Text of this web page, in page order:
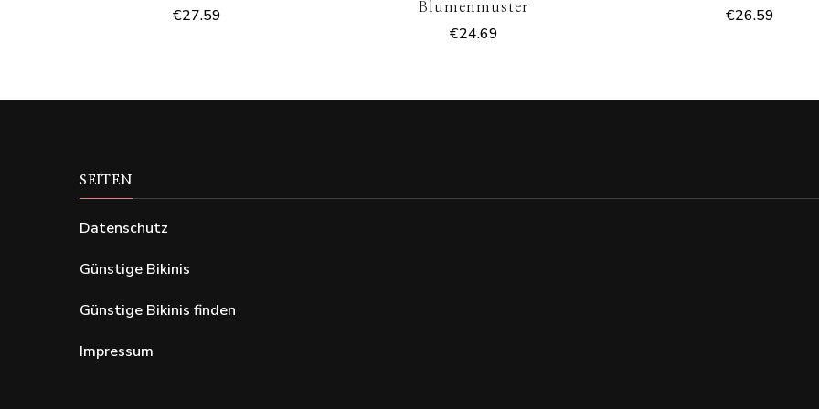
€27.59
Blumenmuster
€24.69
€26.59
SEITEN
Datenschutz
Günstige Bikinis
Günstige Bikinis finden
Impressum